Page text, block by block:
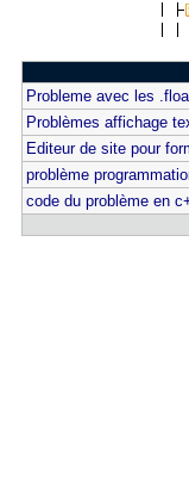
Probleme avec les
Problèmes affichage
Editeur de site pour
problème
code du problème en